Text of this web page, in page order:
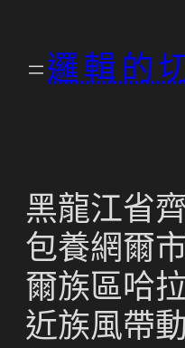
邏輯的
黑龍江省
包養網爾
爾族區哈
近族風帶